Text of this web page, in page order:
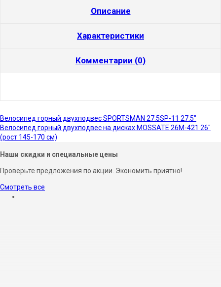
Описание
Характеристики
Комментарии (0)
Велосипед горный двухподвес SPORTSMAN 27.5SP-11 27.5"
Велосипед горный двухподвес на дисках MOSSATE 26M-421 26"
(рост 145-170 см)
Наши скидки и специальные цены
Проверьте предложения по акции. Экономить приятно!
Смотреть все